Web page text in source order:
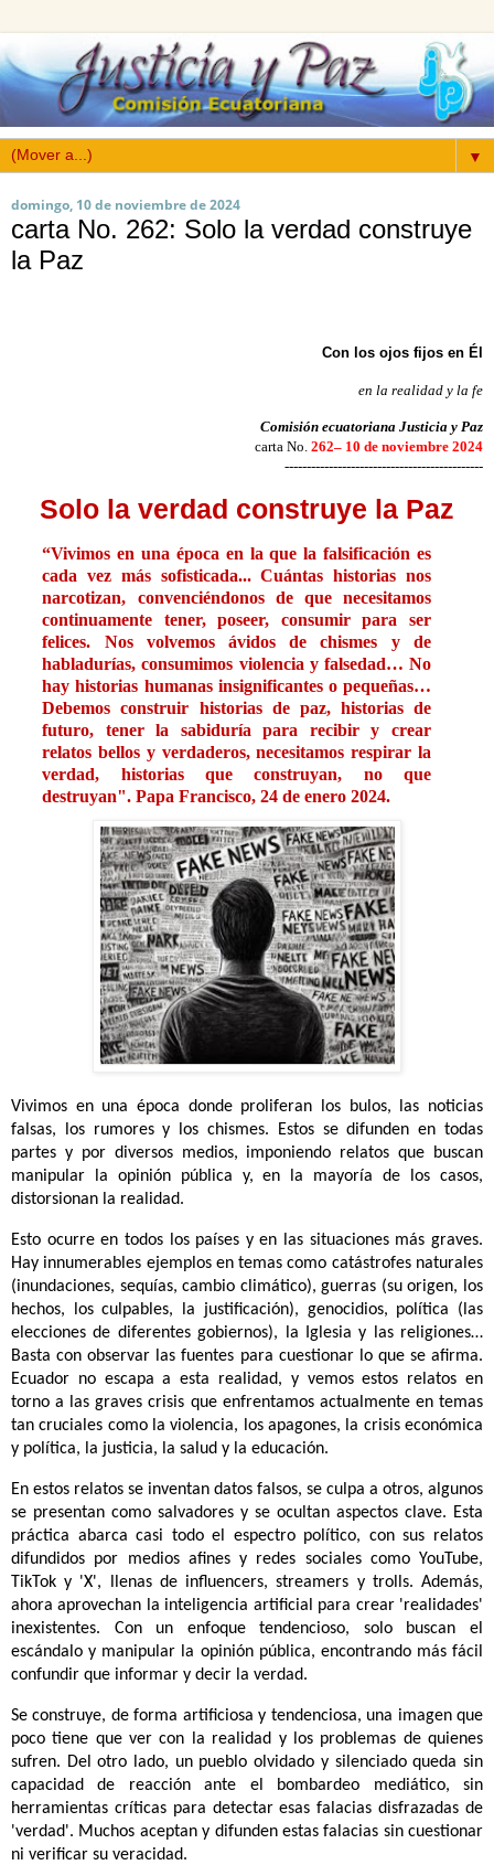
▼
domingo, 10 de noviembre de 2024
carta No. 262: Solo la verdad construye
la Paz
Con los ojos fijos en Él
en la realidad y la fe
Comisión ecuatoriana Justicia y Paz
carta No.262– 10 de noviembre 2024
---------------------------------------------
Solo la verdad construye la Paz
“Vivimos en una época en la que la falsificación es
cada vez más sofisticada... Cuántas historias nos
narcotizan, convenciéndonos de que necesitamos
continuamente tener, poseer, consumir para ser
felices. Nos volvemos ávidos de chismes y de
habladurías, consumimos violencia y falsedad… No
hay historias humanas insignificantes o pequeñas…
Debemos construir historias de paz, historias de
futuro, tener la sabiduría para recibir y crear
relatos bellos y verdaderos, necesitamos respirar la
verdad, historias que construyan, no que
destruyan". Papa Francisco, 24 de enero 2024.
Vivimos en una época donde proliferan los bulos, las noticias
falsas, los rumores y los chismes. Estos se difunden en todas
partes y por diversos medios, imponiendo relatos que buscan
manipular la opinión pública y, en la mayoría de los casos,
distorsionan la realidad.
Esto ocurre en todos los países y en las situaciones más graves.
Hay innumerables ejemplos en temas como catástrofes naturales
(inundaciones, sequías, cambio climático), guerras (su origen, los
hechos, los culpables, la justificación), genocidios, política (las
elecciones de diferentes gobiernos), la Iglesia y las religiones…
Basta con observar las fuentes para cuestionar lo que se afirma.
Ecuador no escapa a esta realidad, y vemos estos relatos en
torno a las graves crisis que enfrentamos actualmente en temas
tan cruciales como la violencia, los apagones, la crisis económica
y política, la justicia, la salud y la educación.
En estos relatos se inventan datos falsos, se culpa a otros, algunos
se presentan como salvadores y se ocultan aspectos clave. Esta
práctica abarca casi todo el espectro político, con sus relatos
difundidos por medios afines y redes sociales como YouTube,
TikTok y 'X', llenas de influencers, streamers y trolls. Además,
ahora aprovechan la inteligencia artificial para crear 'realidades'
inexistentes. Con un enfoque tendencioso, solo buscan el
escándalo y manipular la opinión pública, encontrando más fácil
confundir que informar y decir la verdad.
Se construye, de forma artificiosa y tendenciosa, una imagen que
poco tiene que ver con la realidad y los problemas de quienes
sufren. Del otro lado, un pueblo olvidado y silenciado queda sin
capacidad de reacción ante el bombardeo mediático, sin
herramientas críticas para detectar esas falacias disfrazadas de
'verdad'. Muchos aceptan y difunden estas falacias sin cuestionar
ni verificar su veracidad.